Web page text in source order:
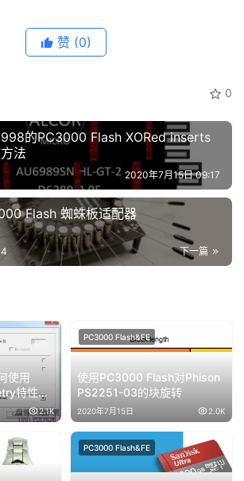
赞 (0)
0
的PС3000 Flash XORed inserts
法
2020年7月15日 09:17
Flash 蜘蛛板适配器
下一篇
使用
特性来
2.1K
使用PC3000 Flash对Phison
PS2251-03的块旋转
2020年7月15日 2.0K
PC3000 Flash&FE
PC3000 Flash&FE